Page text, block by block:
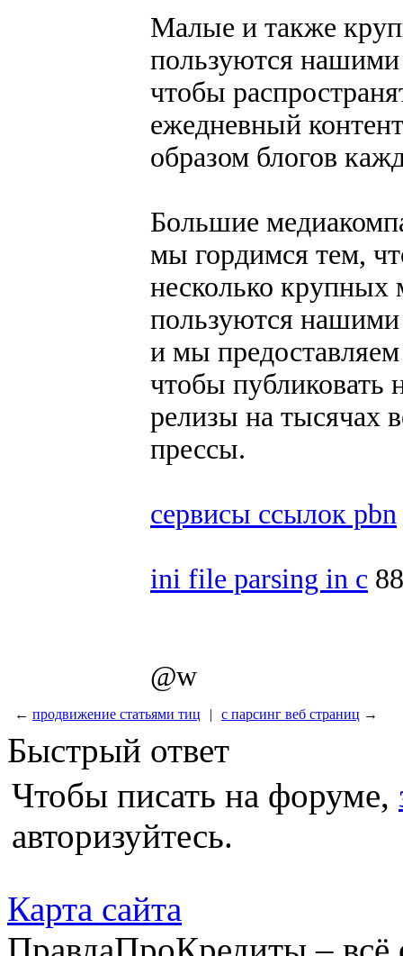
Малые и также
пользуются нашими
чтобы
ежедневный
образом блогов
Большие
мы гордимся тем,
несколько крупных
пользуются нашими
и мы
чтобы публиковать
релизы на тысячах
прессы.
сервисы ссылок pbn
ini file parsing in с
@w
← продвижение статьями тиц | с парсинг веб страниц →
Быстрый ответ
Чтобы писать на форуме,
авторизуйтесь.
Карта сайта